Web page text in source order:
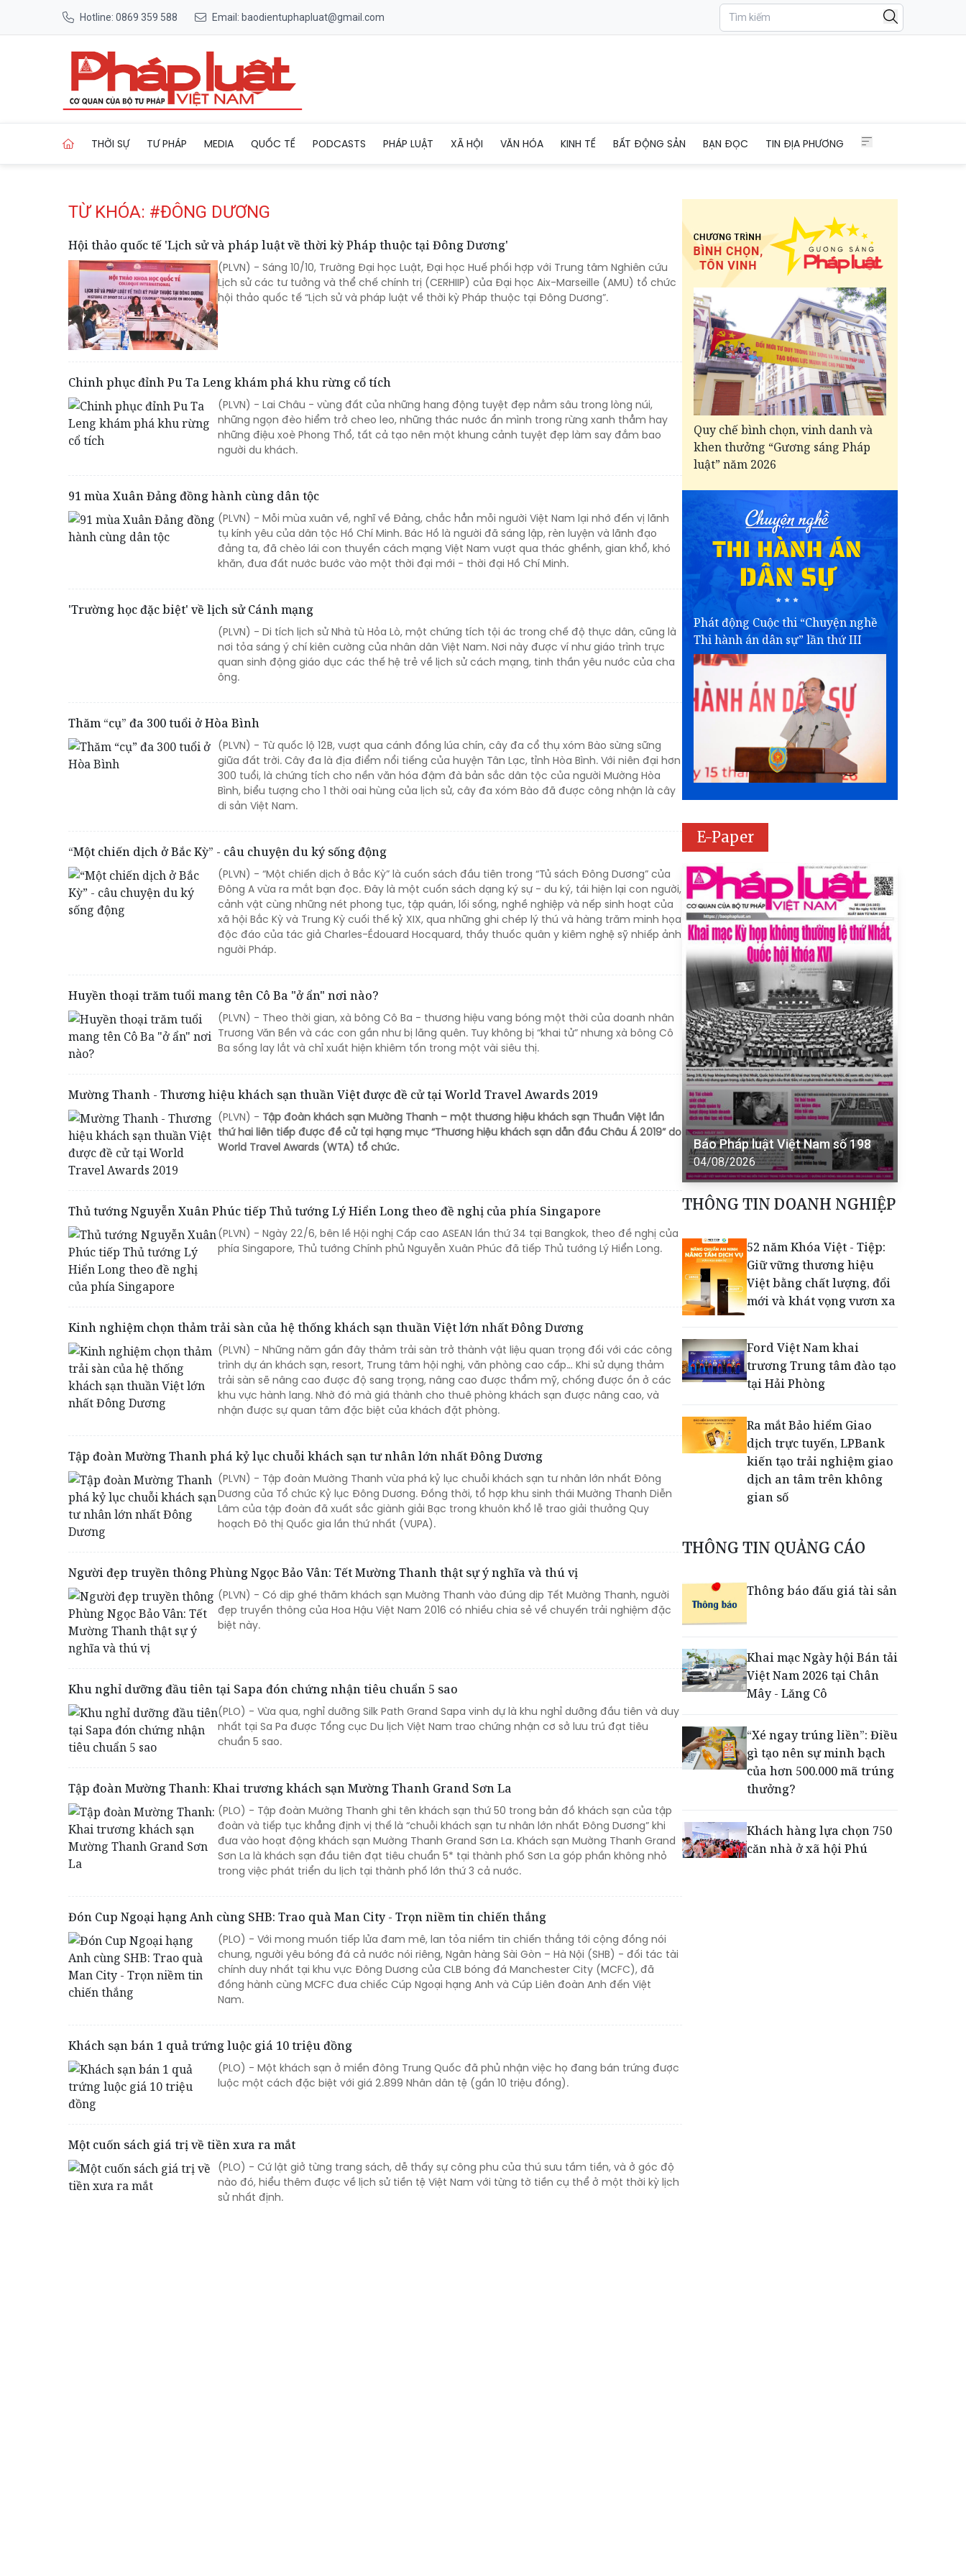
Hotline: 0869 359 588 Email: baodientuphapluat@gmail.com
THỜI SỰ TƯ PHÁP MEDIA QUỐC TẾ PODCASTS PHÁP LUẬT XÃ HỘI VĂN HÓA KINH TẾ BẤT ĐỘNG SẢN BẠN ĐỌC TIN ĐỊA PHƯƠNG
TỪ KHÓA: #ĐÔNG DƯƠNG
Hội thảo quốc tế 'Lịch sử và pháp luật về thời kỳ Pháp thuộc tại Đông Dương'
(PLVN) - Sáng 10/10, Trường Đại học Luật, Đại học Huế phối hợp với Trung tâm Nghiên cứu
Lịch sử các tư tưởng và thể chế chính trị (CERHIIP) của Đại học Aix-Marseille (AMU) tổ chức
hội thảo quốc tế “Lịch sử và pháp luật về thời kỳ Pháp thuộc tại Đông Dương”.
Chinh phục đỉnh Pu Ta Leng khám phá khu rừng cổ tích
(PLVN) - Lai Châu - vùng đất của những hang động tuyệt đẹp nằm sâu trong lòng núi,
những ngọn đèo hiểm trở cheo leo, những thác nước ẩn mình trong rừng xanh thẳm hay
những điệu xoè Phong Thổ, tất cả tạo nên một khung cảnh tuyệt đẹp làm say đắm bao
người du khách.
91 mùa Xuân Đảng đồng hành cùng dân tộc
(PLVN) - Mỗi mùa xuân về, nghĩ về Đảng, chắc hẳn mỗi người Việt Nam lại nhớ đến vị lãnh
tụ kính yêu của dân tộc Hồ Chí Minh. Bác Hồ là người đã sáng lập, rèn luyện và lãnh đạo
đảng ta, đã chèo lái con thuyền cách mạng Việt Nam vượt qua thác ghềnh, gian khổ, khó
khăn, đưa đất nước bước vào một thời đại mới - thời đại Hồ Chí Minh.
'Trường học đặc biệt' về lịch sử Cánh mạng
(PLVN) - Di tích lịch sử Nhà tù Hỏa Lò, một chứng tích tội ác trong chế độ thực dân, cũng là
nơi tỏa sáng ý chí kiên cường của nhân dân Việt Nam. Nơi này được ví như giáo trình trực
quan sinh động giáo dục các thế hệ trẻ về lịch sử cách mạng, tinh thần yêu nước của cha
ông.
Thăm “cụ” đa 300 tuổi ở Hòa Bình
(PLVN) - Từ quốc lộ 12B, vượt qua cánh đồng lúa chín, cây đa cổ thụ xóm Bào sừng sững
giữa đất trời. Cây đa là địa điểm nổi tiếng của huyện Tân Lạc, tỉnh Hòa Bình. Với niên đại hơn
300 tuổi, là chứng tích cho nền văn hóa đậm đà bản sắc dân tộc của người Mường Hòa
Bình, biểu tượng cho 1 thời oai hùng của lịch sử, cây đa xóm Bào đã được công nhận là cây
di sản Việt Nam.
“Một chiến dịch ở Bắc Kỳ” - câu chuyện du ký sống động
(PLVN) - “Một chiến dịch ở Bắc Kỳ” là cuốn sách đầu tiên trong “Tủ sách Đông Dương” của
Đông A vừa ra mắt bạn đọc. Đây là một cuốn sách dạng ký sự - du ký, tái hiện lại con người,
cảnh vật cùng những nét phong tục, tập quán, lối sống, nghề nghiệp và nếp sinh hoạt của
xã hội Bắc Kỳ và Trung Kỳ cuối thế kỷ XIX, qua những ghi chép lý thú và hàng trăm minh họa
độc đáo của tác giả Charles-Édouard Hocquard, thầy thuốc quân y kiêm nghệ sỹ nhiếp ảnh
người Pháp.
Huyền thoại trăm tuổi mang tên Cô Ba "ở ẩn" nơi nào?
(PLVN) - Theo thời gian, xà bông Cô Ba - thương hiệu vang bóng một thời của doanh nhân
Trương Văn Bền và các con gần như bị lãng quên. Tuy không bị “khai tử” nhưng xà bông Cô
Ba sống lay lắt và chỉ xuất hiện khiêm tốn trong một vài siêu thị.
Mường Thanh - Thương hiệu khách sạn thuần Việt được đề cử tại World Travel Awards 2019
(PLVN) - Tập đoàn khách sạn Mường Thanh – một thương hiệu khách sạn Thuần Việt lần
thứ hai liên tiếp được đề cử tại hạng mục “Thương hiệu khách sạn dẫn đầu Châu Á 2019” do
World Travel Awards (WTA) tổ chức.
Thủ tướng Nguyễn Xuân Phúc tiếp Thủ tướng Lý Hiển Long theo đề nghị của phía Singapore
(PLVN) - Ngày 22/6, bên lề Hội nghị Cấp cao ASEAN lần thứ 34 tại Bangkok, theo đề nghị của
phía Singapore, Thủ tướng Chính phủ Nguyễn Xuân Phúc đã tiếp Thủ tướng Lý Hiển Long.
Kinh nghiệm chọn thảm trải sàn của hệ thống khách sạn thuần Việt lớn nhất Đông Dương
(PLVN) - Những năm gần đây thảm trải sàn trở thành vật liệu quan trọng đối với các công
trình dự án khách sạn, resort, Trung tâm hội nghị, văn phòng cao cấp… Khi sử dụng thảm
trải sàn sẽ nâng cao được độ sang trọng, nâng cao được thẩm mỹ, chống được ồn ở các
khu vực hành lang. Nhờ đó mà giá thành cho thuê phòng khách sạn được nâng cao, và
nhận được sự quan tâm đặc biệt của khách đặt phòng.
Tập đoàn Mường Thanh phá kỷ lục chuỗi khách sạn tư nhân lớn nhất Đông Dương
(PLVN) - Tập đoàn Mường Thanh vừa phá kỷ lục chuỗi khách sạn tư nhân lớn nhất Đông
Dương của Tổ chức Kỷ lục Đông Dương. Đồng thời, tổ hợp khu sinh thái Mường Thanh Diễn
Lâm của tập đoàn đã xuất sắc giành giải Bạc trong khuôn khổ lễ trao giải thưởng Quy
hoạch Đô thị Quốc gia lần thứ nhất (VUPA).
Người đẹp truyền thông Phùng Ngọc Bảo Vân: Tết Mường Thanh thật sự ý nghĩa và thú vị
(PLVN) - Có dịp ghé thăm khách sạn Mường Thanh vào đúng dịp Tết Mường Thanh, người
đẹp truyền thông của Hoa Hậu Việt Nam 2016 có nhiều chia sẻ về chuyến trải nghiệm đặc
biệt này.
Khu nghỉ dưỡng đầu tiên tại Sapa đón chứng nhận tiêu chuẩn 5 sao
(PLO) - Vừa qua, nghỉ dưỡng Silk Path Grand Sapa vinh dự là khu nghỉ dưỡng đầu tiên và duy
nhất tại Sa Pa được Tổng cục Du lịch Việt Nam trao chứng nhận cơ sở lưu trú đạt tiêu
chuẩn 5 sao.
Tập đoàn Mường Thanh: Khai trương khách sạn Mường Thanh Grand Sơn La
(PLO) - Tập đoàn Mường Thanh ghi tên khách sạn thứ 50 trong bản đồ khách sạn của tập
đoàn và tiếp tục khẳng định vị thế là “chuỗi khách sạn tư nhân lớn nhất Đông Dương” khi
đưa vào hoạt động khách sạn Mường Thanh Grand Sơn La. Khách sạn Mường Thanh Grand
Sơn La là khách sạn đầu tiên đạt tiêu chuẩn 5* tại thành phố Sơn La góp phần không nhỏ
trong việc phát triển du lịch tại thành phố lớn thứ 3 cả nước.
Đón Cup Ngoại hạng Anh cùng SHB: Trao quà Man City - Trọn niềm tin chiến thắng
(PLO) - Với mong muốn tiếp lửa đam mê, lan tỏa niềm tin chiến thắng tới cộng đồng nói
chung, người yêu bóng đá cả nước nói riêng, Ngân hàng Sài Gòn – Hà Nội (SHB) - đối tác tài
chính duy nhất tại khu vực Đông Dương của CLB bóng đá Manchester City (MCFC), đã
đồng hành cùng MCFC đưa chiếc Cúp Ngoại hạng Anh và Cúp Liên đoàn Anh đến Việt
Nam.
Khách sạn bán 1 quả trứng luộc giá 10 triệu đồng
(PLO) - Một khách sạn ở miền đông Trung Quốc đã phủ nhận việc họ đang bán trứng được
luộc một cách đặc biệt với giá 2.899 Nhân dân tệ (gần 10 triệu đồng).
Một cuốn sách giá trị về tiền xưa ra mắt
(PLO) - Cứ lật giở từng trang sách, dễ thấy sự công phu của thú sưu tầm tiền, và ở góc độ
nào đó, hiểu thêm được về lịch sử tiền tệ Việt Nam với từng tờ tiền cụ thể ở một thời kỳ lịch
sử nhất định.
Quy chế bình chọn, vinh danh và
khen thưởng “Gương sáng Pháp
luật” năm 2026
Phát động Cuộc thi “Chuyện nghề
Thi hành án dân sự” lần thứ III
E-Paper
Báo Pháp luật Việt Nam số 198
04/08/2026
THÔNG TIN DOANH NGHIỆP
52 năm Khóa Việt - Tiệp:
Giữ vững thương hiệu
Việt bằng chất lượng, đổi
mới và khát vọng vươn xa
Ford Việt Nam khai
trương Trung tâm đào tạo
tại Hải Phòng
Ra mắt Bảo hiểm Giao
dịch trực tuyến, LPBank
kiến tạo trải nghiệm giao
dịch an tâm trên không
gian số
Dấu mốc khẳng định năng
lực vận hành và thích ứng
toán thưởng vượt kế
hoạch
lập nghiệp của người trẻ
toàn cầu
THÔNG TIN QUẢNG CÁO
Thông báo đấu giá tài sản
Khai mạc Ngày hội Bán tải
Việt Nam 2026 tại Chân
Mây - Lăng Cô
“Xé ngay trúng liền”: Điều
gì tạo nên sự minh bạch
của hơn 500.000 mã trúng
thưởng?
Khách hàng lựa chọn 750
căn nhà ở xã hội Phú